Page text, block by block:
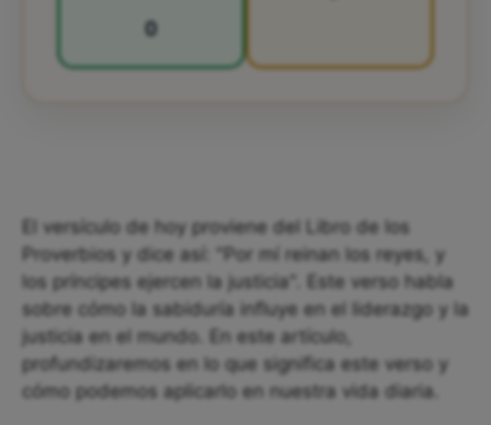
0
El versículo de hoy proviene del Libro de los
Proverbios y dice así: "Por mí reinan los reyes, y
los príncipes ejercen la justicia". Este verso habla
sobre cómo la sabiduría influye en el liderazgo y la
justicia en el mundo. En este artículo,
profundizaremos en lo que significa este verso y
cómo podemos aplicarlo en nuestra vida diaria.